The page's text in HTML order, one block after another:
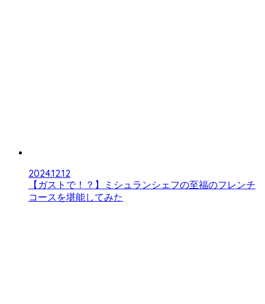
2024.12.12
【ガストで！？】ミシュランシェフの至福のフレンチ
コースを堪能してみた